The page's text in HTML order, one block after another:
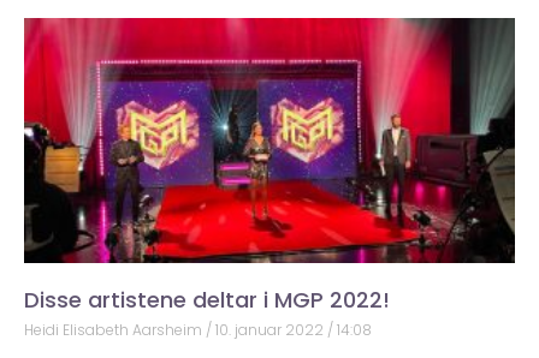
Disse artistene deltar i MGP 2022!
Heidi Elisabeth Aarsheim 10. januar 2022 14:08